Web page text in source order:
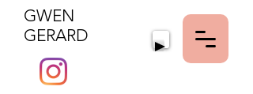
GWEN
GERARD
MENU